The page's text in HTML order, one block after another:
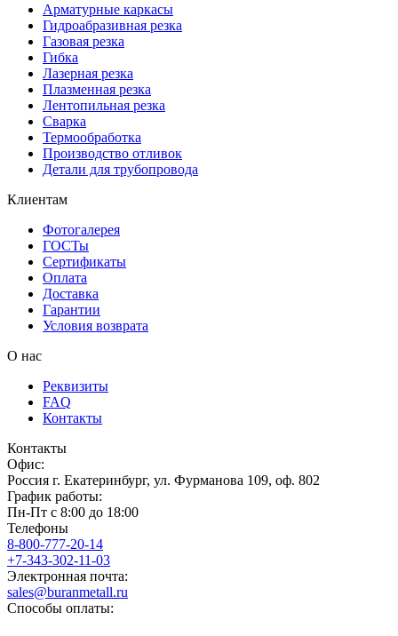
Арматурные каркасы
Гидроабразивная резка
Газовая резка
Гибка
Лазерная резка
Плазменная резка
Лентопильная резка
Сварка
Термообработка
Производство отливок
Детали для трубопровода
Клиентам
Фотогалерея
ГОСТы
Сертификаты
Оплата
Доставка
Гарантии
Условия возврата
О нас
Реквизиты
FAQ
Контакты
Контакты
Офис:
Россия г. Екатеринбург, ул. Фурманова 109, оф. 802
График работы:
Пн-Пт с 8:00 до 18:00
Телефоны
8-800-777-20-14
+7-343-302-11-03
Электронная почта:
sales@buranmetall.ru
Способы оплаты: